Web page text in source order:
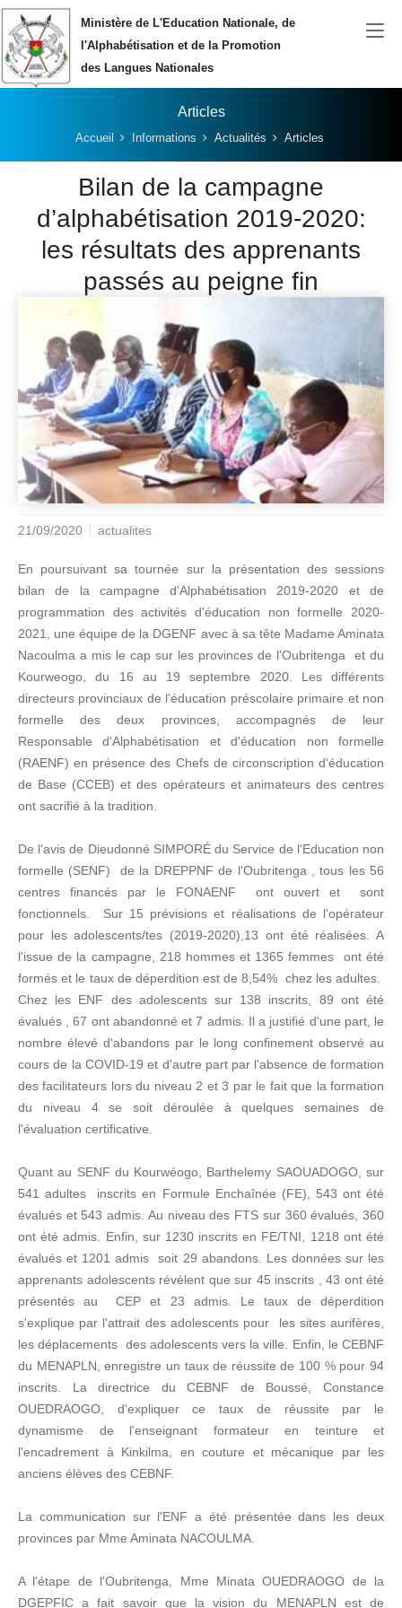
Aller au contenu principalMinistère de L'Education Nationale, de
l'Alphabétisation et de la Promotion
des Langues Nationales
Articles
Vous êtes ici:Accueil Informations Actualités Articles
Bilan de la campagne
d’alphabétisation 2019-2020:
les résultats des apprenants
passés au peigne fin
21/09/2020 actualites
En poursuivant sa tournée sur la présentation des sessions
bilan de la campagne d'Alphabétisation 2019-2020 et de
programmation des activités d'éducation non formelle 2020-
2021, une équipe de la DGENF avec à sa tête Madame Aminata
Nacoulma a mis le cap sur les provinces de l'Oubritenga et du
Kourweogo, du 16 au 19 septembre 2020. Les différents
directeurs provinciaux de l'éducation préscolaire primaire et non
formelle des deux provinces, accompagnés de leur
Responsable d'Alphabétisation et d'éducation non formelle
(RAENF) en présence des Chefs de circonscription d'éducation
de Base (CCEB) et des opérateurs et animateurs des centres
ont sacrifié à la tradition.
De l'avis de Dieudonné SIMPORÉ du Service de l'Education non
formelle (SENF) de la DREPPNF de l'Oubritenga , tous les 56
centres financés par le FONAENF ont ouvert et sont
fonctionnels. Sur 15 prévisions et réalisations de l'opérateur
pour les adolescents/tes (2019-2020),13 ont été réalisées. A
l'issue de la campagne, 218 hommes et 1365 femmes ont été
formés et le taux de déperdition est de 8,54% chez les adultes.
Chez les ENF des adolescents sur 138 inscrits, 89 ont été
évalués , 67 ont abandonné et 7 admis. Il a justifié d'une part, le
nombre élevé d'abandons par le long confinement observé au
cours de la COVID-19 et d'autre part par l'absence de formation
des facilitateurs lors du niveau 2 et 3 par le fait que la formation
du niveau 4 se soit déroulée à quelques semaines de
l'évaluation certificative.
Quant au SENF du Kourwéogo, Barthelemy SAOUADOGO, sur
541 adultes inscrits en Formule Enchaînée (FE), 543 ont été
évalués et 543 admis. Au niveau des FTS sur 360 évalués, 360
ont été admis. Enfin, sur 1230 inscrits en FE/TNI, 1218 ont été
évalués et 1201 admis soit 29 abandons. Les données sur les
apprenants adolescents révèlent que sur 45 inscrits , 43 ont été
présentés au CEP et 23 admis. Le taux de déperdition
s'explique par l'attrait des adolescents pour les sites aurifères,
les déplacements des adolescents vers la ville. Enfin, le CEBNF
du MENAPLN, enregistre un taux de réussite de 100 % pour 94
inscrits. La directrice du CEBNF de Boussé, Constance
OUEDRAOGO, d'expliquer ce taux de réussite par le
dynamisme de l'enseignant formateur en teinture et
l'encadrement à Kinkilma, en couture et mécanique par les
anciens élèves des CEBNF.
La communication sur l'ENF a été présentée dans les deux
provinces par Mme Aminata NACOULMA.
A l'étape de l'Oubritenga, Mme Minata OUEDRAOGO de la
DGEPFIC a fait savoir que la vision du MENAPLN est de